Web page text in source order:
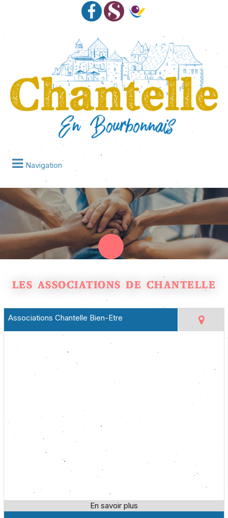
Navigation
LES ASSOCIATIONS DE CHANTELLE
Associations Chantelle Bien-Etre